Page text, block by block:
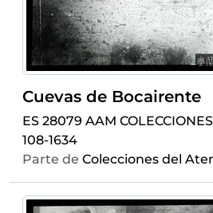
Cuevas de Bocairente
ES 28079 AAM
108-1634
Parte de Colecciones del